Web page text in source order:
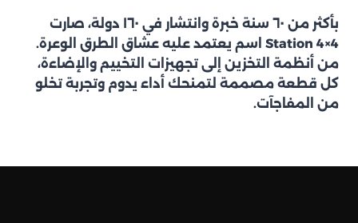
بأكثر من ٦٠ سنة خبرة وانتشار في ١٦٠ دولة، صارت
Station 4×4 اسم يعتمد عليه عشاق الطرق الوعرة.
من أنظمة التخزين إلى تجهيزات التخييم والإضاءة،
كل قطعة مصممة لتمنحك أداء يدوم وتجربة تخلو
من المفاجآت.